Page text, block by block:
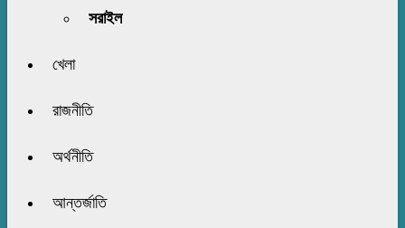
সরাইল
খেলা
রাজনীতি
অর্থনীতি
আন্তর্জাতি